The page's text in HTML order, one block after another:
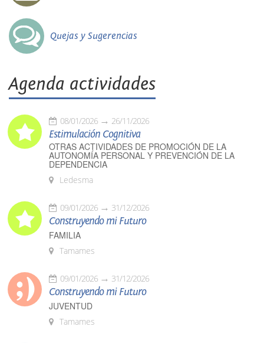
Quejas y Sugerencias
Agenda actividades
08/01/2026 26/11/2026
Estimulación Cognitiva
OTRAS ACTIVIDADES DE PROMOCIÓN DE LA
AUTONOMÍA PERSONAL Y PREVENCIÓN DE LA
DEPENDENCIA
Ledesma
09/01/2026 31/12/2026
Construyendo mi Futuro
FAMILIA
Tamames
09/01/2026 31/12/2026
Construyendo mi Futuro
JUVENTUD
Tamames